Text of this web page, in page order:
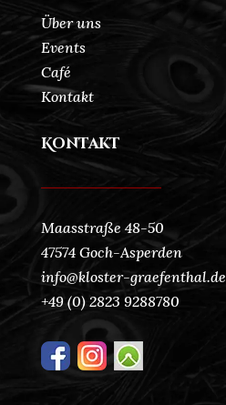
Über uns
Events
Café
Kontakt
Kontakt
Maasstraße 48-50
47574 Goch-Asperden
info@kloster-graefenthal.de
+49 (0) 2823 9288780